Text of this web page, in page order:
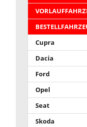
Cupra
Dacia
Ford
Opel
Seat
Skoda